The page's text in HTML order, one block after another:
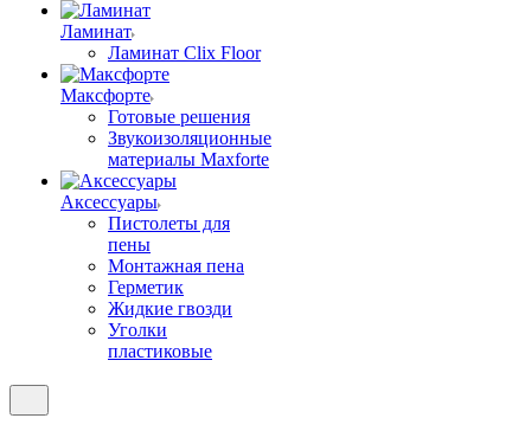
Ламинат
Ламинат Clix Floor
Максфорте
Готовые решения
Звукоизоляционные
материалы Maxforte
Аксессуары
Пистолеты для
пены
Монтажная пена
Герметик
Жидкие гвозди
Уголки
пластиковые